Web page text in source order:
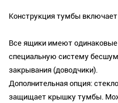
Конструкция тумбы
Все ящики имеют
специальную систему
закрывания (доводчики).
Дополнительная опция:
защищает крышку тумбы.